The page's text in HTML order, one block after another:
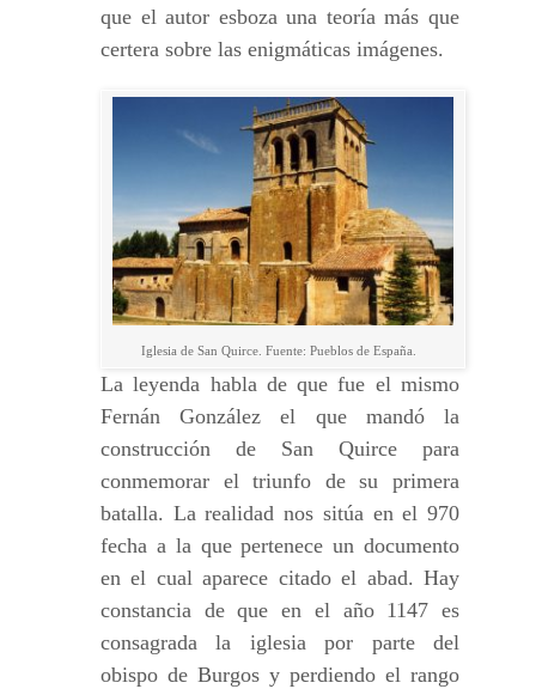
que el autor esboza una teoría más que
certera sobre las enigmáticas imágenes.
Iglesia de San Quirce. Fuente: Pueblos de España.
La leyenda habla de que fue el mismo
Fernán González el que mandó la
construcción de San Quirce para
conmemorar el triunfo de su primera
batalla. La realidad nos sitúa en el 970
fecha a la que pertenece un documento
en el cual aparece citado el abad. Hay
constancia de que en el año 1147 es
consagrada la iglesia por parte del
obispo de Burgos y perdiendo el rango